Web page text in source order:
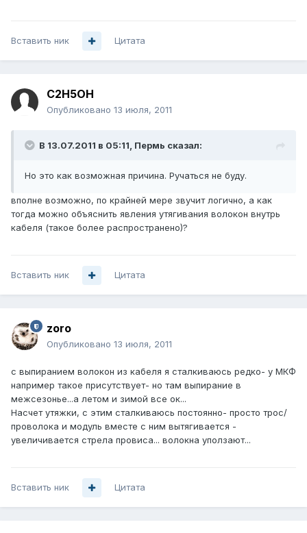
Вставить ник Цитата
C2H5OH
Опубликовано 13 июля, 2011
В 13.07.2011 в 05:11, Пермь сказал:
Но это как возможная причина. Ручаться не буду.
вполне возможно, по крайней мере звучит логично, а как
тогда можно объяснить явления утягивания волокон внутрь
кабеля (такое более распространено)?
Вставить ник Цитата
zoro
Опубликовано 13 июля, 2011
с выпиранием волокон из кабеля я сталкиваюсь редко- у МКФ
например такое присутствует- но там выпирание в
межсезонье...а летом и зимой все ок...
Насчет утяжки, с этим сталкиваюсь постоянно- просто трос/
проволока и модуль вместе с ним вытягивается -
увеличивается стрела провиса... волокна уползают...
Вставить ник Цитата